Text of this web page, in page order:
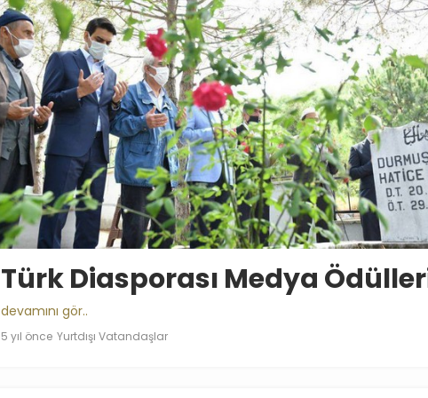
Türk Diasporası Medya
devamını gör..
5 yıl önce Yurtdışı Vatandaşlar